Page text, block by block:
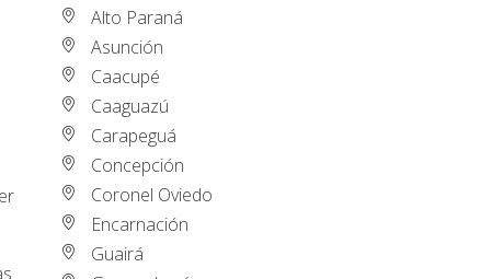
Alto Paraná
Asunción
Caacupé
Caaguazú
Carapeguá
Concepción
Coronel Oviedo
Encarnación
Guairá